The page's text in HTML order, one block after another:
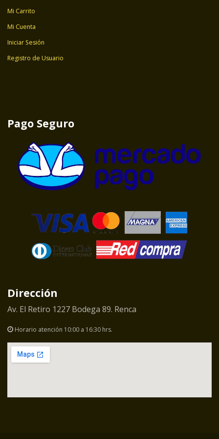
Mi Carrito
Mi Cuenta
Iniciar Sesión
Registro de Usuario
Pago Seguro
Dirección
Av. El Retiro 1227 Bodega 89. Renca
Horario atención 10:00 a 16:30 hrs.